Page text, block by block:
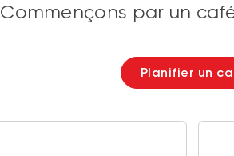
Commençons par un
Planifier un